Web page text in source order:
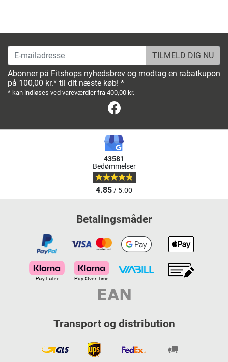
E-mailadresse
Abonner på Fitshops nyhedsbrev og modtag en rabatkupon
på 100,00 kr.* til dit næste køb! *
* kan indløses ved vareværdier fra 400,00 kr.
43581
Bedømmelser
4.85/ 5.00
Betalingsmåder
Transport og distribution